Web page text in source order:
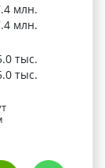
млн.
млн.
тыс.
тыс.